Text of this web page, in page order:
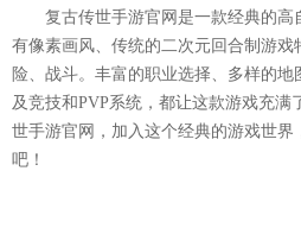
复古传世手游官网是一款经典的
有像素画风、传统的二次元回合制游戏
险、战斗。丰富的职业选择、多样的
及竞技和PVP系统，都让这款游戏充满
世手游官网，加入这个经典的游戏世
吧！